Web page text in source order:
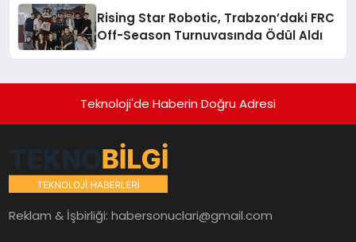
Rising Star Robotic, Trabzon’daki FRC
Off-Season Turnuvasında Ödül Aldı
Teknoloji'de Haberin Doğru Adresi
Reklam & İşbirliği:habersonuclari@gmail.com